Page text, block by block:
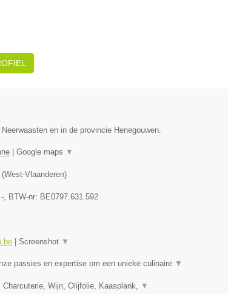
en in de provincie Henegouwen.
| Google maps ▼
West-Vlaanderen)
-, BTW-nr: BE0797.631.592
| Screenshot ▼
passies en expertise om een unieke culinaire ▼
Wijn, Olijfolie, Kaasplank, ▼